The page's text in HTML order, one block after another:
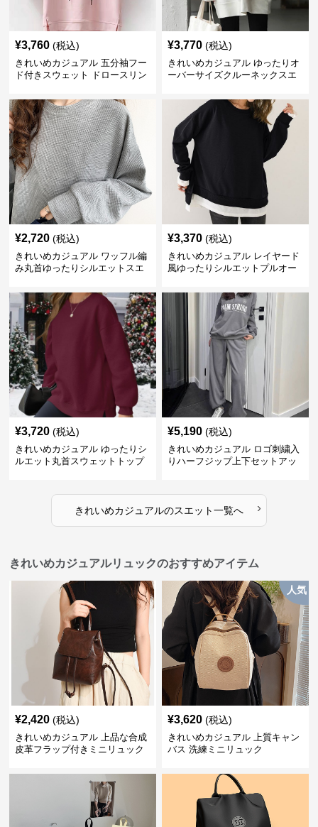
¥3,760 (税込)
きれいめカジュアル 五分袖フー
ド付きスウェット ドロースリン
¥3,770 (税込)
きれいめカジュアル ゆったりオ
ーバーサイズクルーネックスエ
¥2,720 (税込)
きれいめカジュアル ワッフル編
み丸首ゆったりシルエットスエ
¥3,370 (税込)
きれいめカジュアル レイヤード
風ゆったりシルエットプルオー
¥3,720 (税込)
きれいめカジュアル ゆったりシ
ルエット丸首スウェットトップ
¥5,190 (税込)
きれいめカジュアル ロゴ刺繍入
りハーフジップ上下セットアッ
きれいめカジュアルのスエット一覧へ ›
きれいめカジュアルリュックのおすすめアイテム
¥2,420 (税込)
きれいめカジュアル 上品な合成
皮革フラップ付きミニリュック
人気
¥3,620 (税込)
きれいめカジュアル 上質キャン
バス 洗練ミニリュック